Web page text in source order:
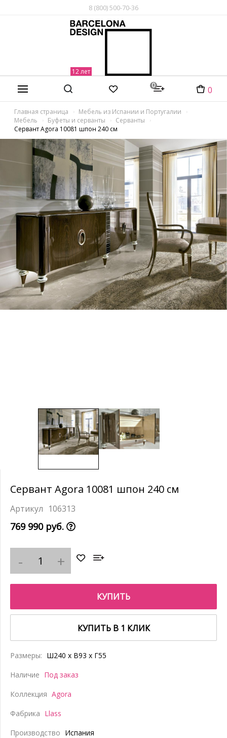
8 (800) 500-70-36
0 0
Главная страница
Мебель из Испании и Португалии
Мебель
Буфеты и серванты
Серванты
Сервант Agora 10081 шпон 240 см
Сервант Agora 10081 шпон 240 см
106313
769 990 руб.
КУПИТЬ
КУПИТЬ В 1 КЛИК
Размеры: Ш240 x В93 x Г55
Наличие Под заказ
Коллекция Agora
Фабрика Llass
Производство Испания